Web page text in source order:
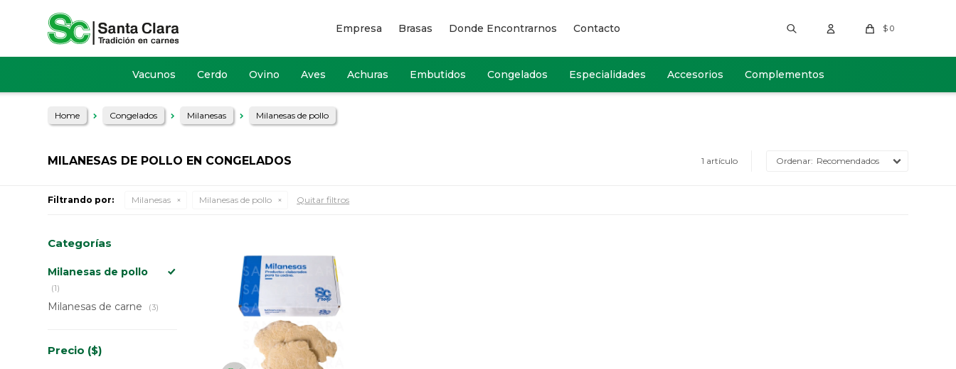
Vacunos Cerdo Ovino Aves Achuras Embutidos Congelados Especialidades Accesorios Complementos
$ 0
Empresa Brasas Donde Encontrarnos Contacto
Home Congelados Milanesas Milanesas de pollo
MILANESAS DE POLLO EN CONGELADOS 1 artículo Recomendados
Filtrando por: Milanesas Milanesas de pollo Quitar filtros
Categorías
Milanesas de pollo
(1)
Milanesas de carne (3)
Precio ($)